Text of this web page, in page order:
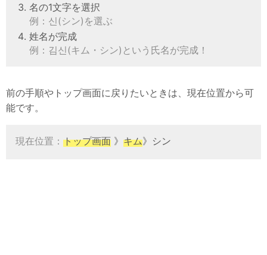
名の1文字を選択
例：신(シン)を選ぶ
姓名が完成
例：김신(キム・シン)という氏名が完成！
前の手順やトップ画面に戻りたいときは、現在位置から可
能です。
現在位置：トップ画面 》キム》シン